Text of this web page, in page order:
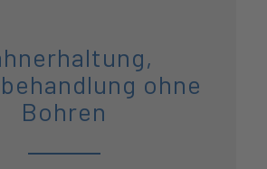
ohne
Bohren